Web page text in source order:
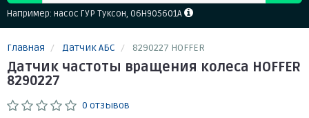
Например: насос ГУР Туксон, 06H905601A
Главная Датчик АБС 8290227 HOFFER
Датчик частоты вращения колеса HOFFER
8290227
0 отзывов